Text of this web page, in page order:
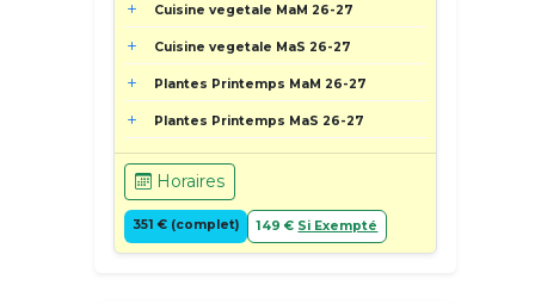
Cuisine vegetale MaM 26-27
Cuisine vegetale MaS 26-27
Plantes Printemps MaM 26-27
Plantes Printemps MaS 26-27
Horaires
351 € (complet) 149 € Si Exempté